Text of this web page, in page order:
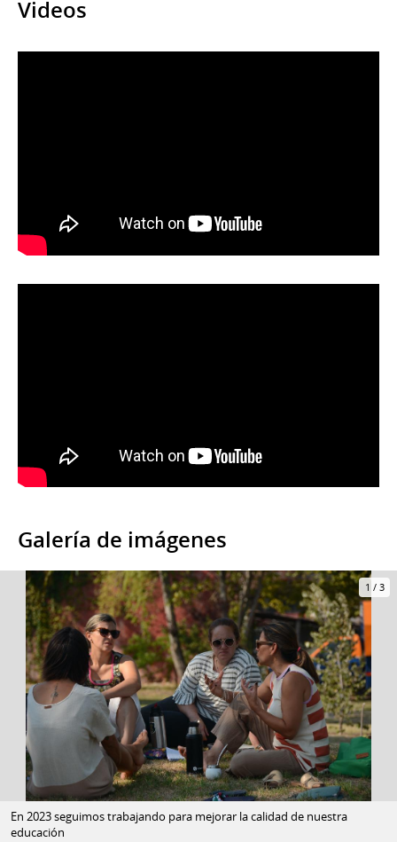
Videos
Galería de imágenes
1 / 3
En 2023 seguimos trabajando para mejorar la calidad de nuestra
educación